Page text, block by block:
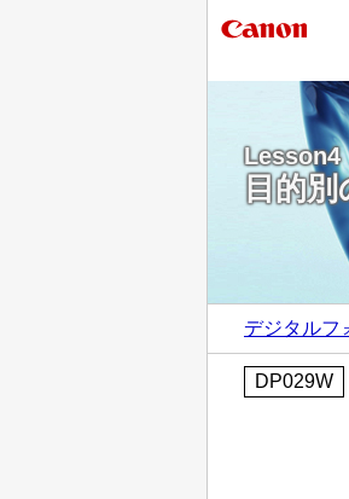
Lesson4
目的
デジタルフ
DP029W